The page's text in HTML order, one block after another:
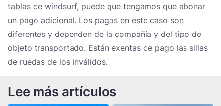
tablas de windsurf, puede que tengamos que abonar
un pago adicional. Los pagos en este caso son
diferentes y dependen de la compañía y del tipo de
objeto transportado. Están exentas de pago las sillas
de ruedas de los inválidos.
Lee más artículos